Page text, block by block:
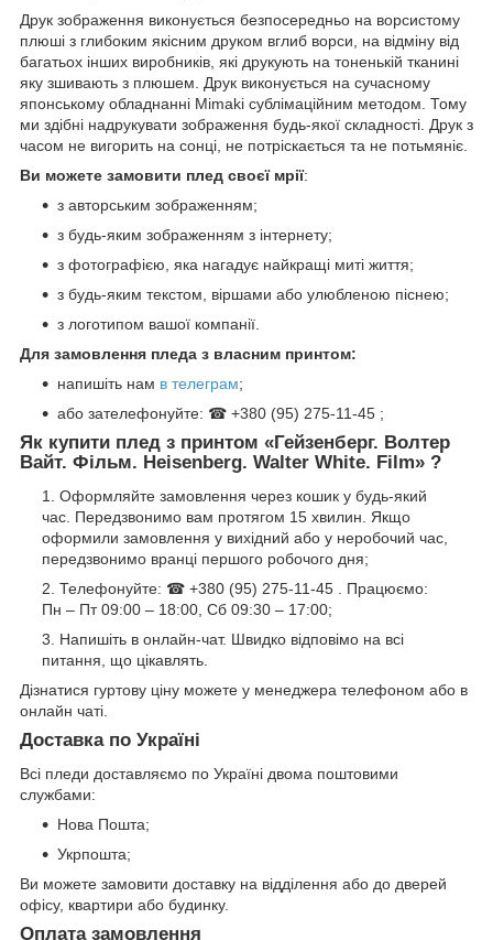
Друк зображення виконується безпосередньо на ворсистому
плюші з глибоким якісним друком вглиб ворси, на відміну від
багатьох інших виробників, які друкують на тоненькій тканині
яку зшивають з плюшем. Друк виконується на сучасному
японському обладнанні Mimaki сублімаційним методом. Тому
ми здібні надрукувати зображення будь-якої складності. Друк з
часом не вигорить на сонці, не потріскається та не потьмяніє.
Ви можете замовити плед своєї мрії:
з авторським зображенням;
з будь-яким зображенням з інтернету;
з фотографією, яка нагадує найкращі миті життя;
з будь-яким текстом, віршами або улюбленою піснею;
з логотипом вашої компанії.
Для замовлення пледа з власним принтом:
напишіть нам в телеграм;
або зателефонуйте: ☎ +380 (95) 275-11-45 ;
Як купити плед з принтом «Гейзенберг. Волтер
Вайт. Фільм. Нeisenberg. Walter White. Film» ?
Оформляйте замовлення через кошик у будь-який
час. Передзвонимо вам протягом 15 хвилин. Якщо
оформили замовлення у вихідний або у неробочий час,
передзвонимо вранці першого робочого дня;
Телефонуйте: ☎ +380 (95) 275-11-45 . Працюємо:
Пн – Пт 09:00 – 18:00, Сб 09:30 – 17:00;
Напишіть в онлайн-чат. Швидко відповімо на всі
питання, що цікавлять.
Дізнатися гуртову ціну можете у менеджера телефоном або в
онлайн чаті.
Доставка по Україні
Всі пледи доставляємо по Україні двома поштовими
службами:
Нова Пошта;
Укрпошта;
Ви можете замовити доставку на відділення або до дверей
офісу, квартири або будинку.
Оплата замовлення